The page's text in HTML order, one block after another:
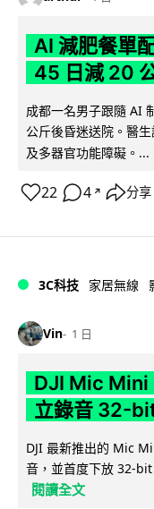
AI 減肥餐單
45 日減 20
成都一名男子跟隨 AI
公斤後昏迷送院。醫
及多器官功能障礙。...
22 4 ↗ 分享
3C科技 家居無線
Vin 1 日
DJI Mic Mini
立錄音 32-
DJI 最新推出的 Mic
音，並首度下放 32-
閱讀全文